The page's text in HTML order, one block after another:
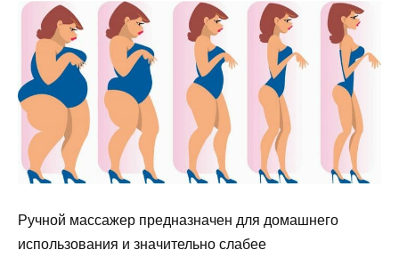
Ручной массажер предназначен для домашнего
использования и значительно слабее